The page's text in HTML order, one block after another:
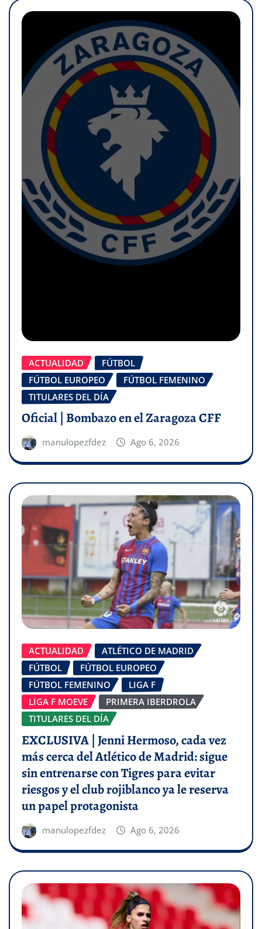
ACTUALIDAD
FÚTBOL
FÚTBOL EUROPEO
FÚTBOL FEMENINO
TITULARES DEL DÍA
Oficial | Bombazo en el Zaragoza CFF
manulopezfdez Ago 6, 2026
ACTUALIDAD
ATLÉTICO DE MADRID
FÚTBOL
FÚTBOL EUROPEO
FÚTBOL FEMENINO
LIGA F
LIGA F MOEVE
PRIMERA IBERDROLA
TITULARES DEL DÍA
EXCLUSIVA | Jenni Hermoso, cada vez
más cerca del Atlético de Madrid: sigue
sin entrenarse con Tigres para evitar
riesgos y el club rojiblanco ya le reserva
un papel protagonista
manulopezfdez Ago 6, 2026